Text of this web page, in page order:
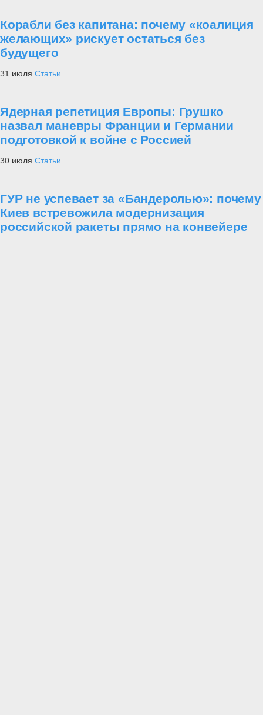
Корабли без капитана: почему «коалиция
желающих» рискует остаться без
будущего
31 июля Статьи
Ядерная репетиция Европы: Грушко
назвал маневры Франции и Германии
подготовкой к войне с Россией
30 июля Статьи
ГУР не успевает за «Бандеролью»: почему
Киев встревожила модернизация
российской ракеты прямо на конвейере